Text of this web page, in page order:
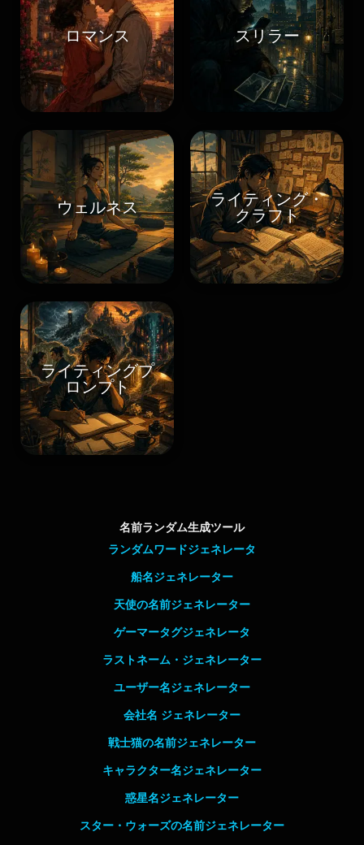
ロマンス スリラー
ウェルネス
ライティング・
クラフト
ライティングプ
ロンプト
名前ランダム生成ツール
ランダムワードジェネレータ
船名ジェネレーター
天使の名前ジェネレーター
ゲーマータグジェネレータ
ラストネーム・ジェネレーター
ユーザー名ジェネレーター
会社名 ジェネレーター
戦士猫の名前ジェネレーター
キャラクター名ジェネレーター
惑星名ジェネレーター
スター・ウォーズの名前ジェネレーター